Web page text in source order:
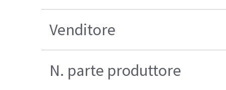
Venditore
N. parte produttore